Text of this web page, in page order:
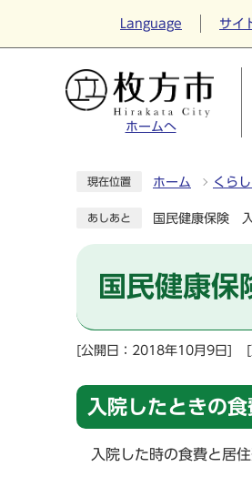
Language サイ
ホームへ
現在位置 ホーム くら
あしあと 国民健康保険
国民健康
[公開日：2018年10月9日]
入院したときの
入院した時の食費と居